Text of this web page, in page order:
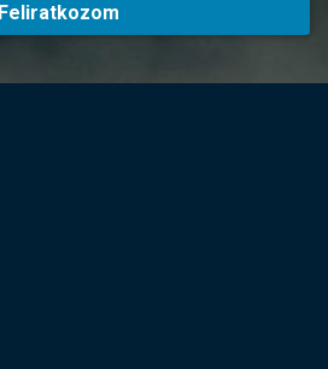
Feliratkozom